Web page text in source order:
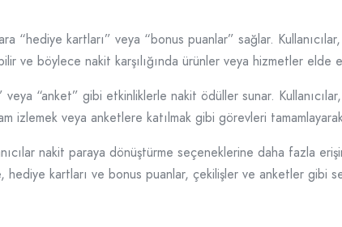
“hediye kartları” veya “bonus puanlar” sağlar.
ve böylece nakit karşılığında ürünler veya hizmetler elde
veya “anket” gibi etkinliklerle nakit ödüller sunar.
izlemek veya anketlere katılmak gibi görevleri
nakit paraya dönüştürme seçeneklerine daha fazla
kartları ve bonus puanlar, çekilişler ve anketler gibi